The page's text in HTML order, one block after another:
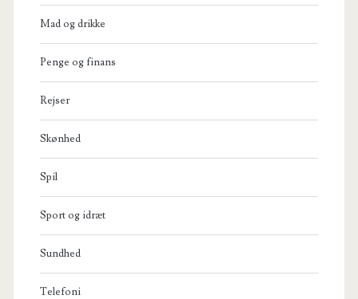
Mad og drikke
Penge og finans
Rejser
Skønhed
Spil
Sport og idræt
Sundhed
Telefoni